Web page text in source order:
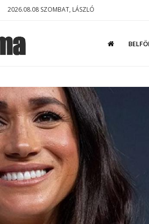
2026.08.08 SZOMBAT, LÁSZLÓ